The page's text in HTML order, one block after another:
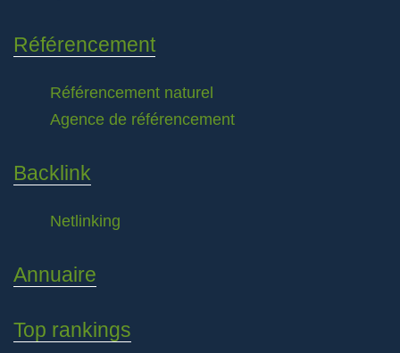
Référencement
Référencement naturel
Agence de référencement
Backlink
Netlinking
Annuaire
Top rankings